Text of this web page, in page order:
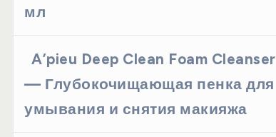
мл
A’pieu Deep Clean Foam Cleanser
— Глубокочищающая пенка для
умывания и снятия макияжа